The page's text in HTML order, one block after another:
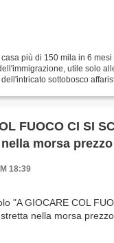
più di 150 mila in 6
utile solo
sottobosco
FUOCO CI SI
morsa
18:39